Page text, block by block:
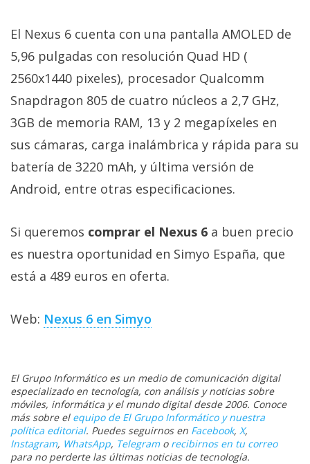
El Nexus 6 cuenta con una pantalla AMOLED de
5,96 pulgadas con resolución Quad HD (
2560x1440 pixeles), procesador Qualcomm
Snapdragon 805 de cuatro núcleos a 2,7 GHz,
3GB de memoria RAM, 13 y 2 megapíxeles en
sus cámaras, carga inalámbrica y rápida para su
batería de 3220 mAh, y última versión de
Android, entre otras especificaciones.
Si queremos comprar el Nexus 6 a buen precio
es nuestra oportunidad en Simyo España, que
está a 489 euros en oferta.
Web: Nexus 6 en Simyo
El Grupo Informático es un medio de comunicación digital
especializado en tecnología, con análisis y noticias sobre
móviles, informática y el mundo digital desde 2006. Conoce
más sobre el equipo de El Grupo Informático y nuestra
política editorial. Puedes seguirnos en Facebook, X,
Instagram, WhatsApp, Telegramo recibirnos en tu correo
para no perderte las últimas noticias de tecnología.